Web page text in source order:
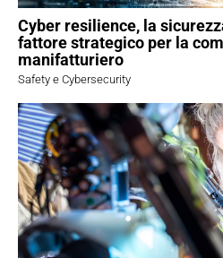
Cyber resilience, la
fattore strategico per la
manifatturiero
Safety e Cybersecurity